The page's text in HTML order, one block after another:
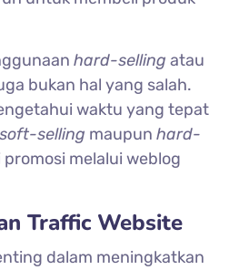
hard-selling atau
bukan hal yang salah.
waktu yang tepat
soft-selling maupunhard-
melalui weblog
Traffic Website
dalam meningkatkan